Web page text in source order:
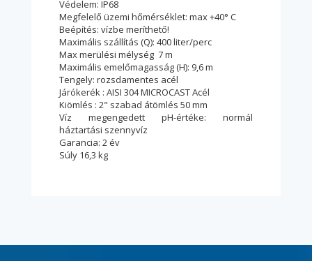
Védelem: IP68
Megfelelő üzemi hőmérséklet: max +40° C
Beépítés: vízbe meríthető!
Maximális szállítás (Q): 400 liter/perc
Max merülési mélység 7 m
Maximális emelőmagasság (H): 9,6 m
Tengely: rozsdamentes acél
Járókerék : AISI 304 MICROCAST Acél
Kiömlés : 2" szabad átömlés 50 mm
Víz megengedett pH-értéke: normál
háztartási szennyvíz
Garancia: 2 év
Súly 16,3 kg